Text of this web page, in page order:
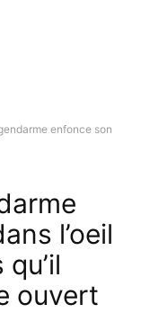
enfonce son
l’oeil
ouvert